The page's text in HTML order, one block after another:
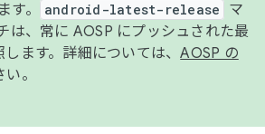
す。 android-latest-release
マ
は、常に AOSP にプッシュされた最
ます。詳細については、AOSP の
。